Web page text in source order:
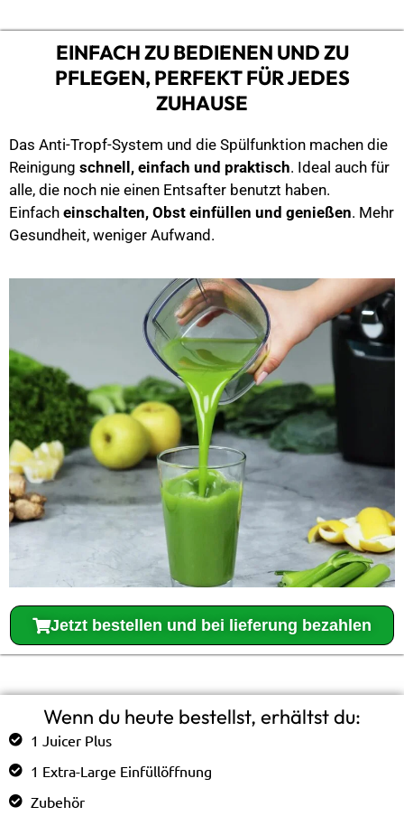
EINFACH ZU BEDIENEN UND ZU
PFLEGEN, PERFEKT FÜR JEDES
ZUHAUSE
Das Anti-Tropf-System und die Spülfunktion machen die
Reinigung schnell, einfach und praktisch. Ideal auch für
alle, die noch nie einen Entsafter benutzt haben.
Einfach einschalten, Obst einfüllen und genießen. Mehr
Gesundheit, weniger Aufwand.
Jetzt bestellen und bei lieferung bezahlen
Wenn du heute bestellst, erhältst du:
1 Juicer Plus
1 Extra-Large Einfüllöffnung
Zubehör